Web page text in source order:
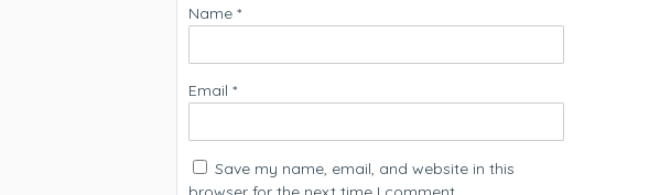
Name *
Email *
Save my name, email, and website in this